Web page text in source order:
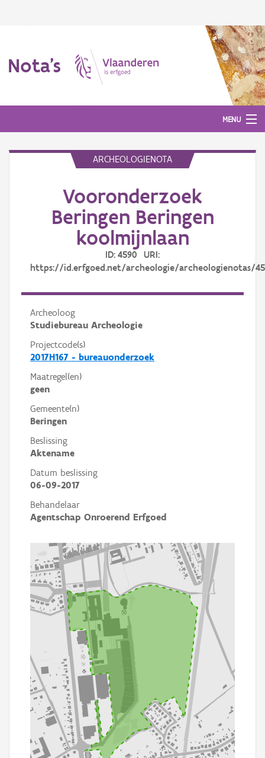
Nota's
MENU
ARCHEOLOGIENOTA
Vooronderzoek
Beringen Beringen
koolmijnlaan
ID: 4590 URI:
https://id.erfgoed.net/archeologie/archeologienotas/
Archeoloog
Studiebureau Archeologie
Projectcode(s)
2017H167 - bureauonderzoek
Maatregel(en)
geen
Gemeente(n)
Beringen
Beslissing
Aktename
Datum beslissing
06-09-2017
Behandelaar
Agentschap Onroerend Erfgoed